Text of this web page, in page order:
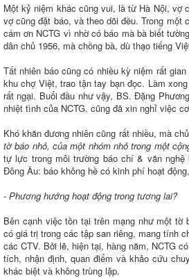
Một kỷ niệm khác cũng vui, là từ Hà Nội, vợ
vợ cũng đặt báo, và theo dõi đều. Trong một
cám ơn NCTG vì nhờ có báo mà bà biết
dân chủ 1956, mà chồng bà, dù thạo tiếng
Tất nhiên báo cũng có nhiều kỳ niệm rất
khu chợ Việt, trao tận tay bạn đọc. Làm
rất ngại. Buổi đầu như vậy, BS. Đặng
nhiệt tình của NCTG, cũng đã xin nghỉ việc
Khó khăn đương nhiên cũng rất nhiều, mà
tờ báo nhỏ, của một nhóm nhỏ trong một
tự lực trong môi trường báo chí & văn
Đông Âu: báo không hề có kinh phí hoạt
- Phương hướng hoạt động trong tương lai?
Bên cạnh việc tồn tại trên mạng như một tờ
có giá trị trong các tập san riêng, mang tính
các CTV. Bởi lẽ, hiện tại, hàng năm, NCTG
tích, nhận định, quan điểm và khảo cứu
khác biệt và không trùng lặp.